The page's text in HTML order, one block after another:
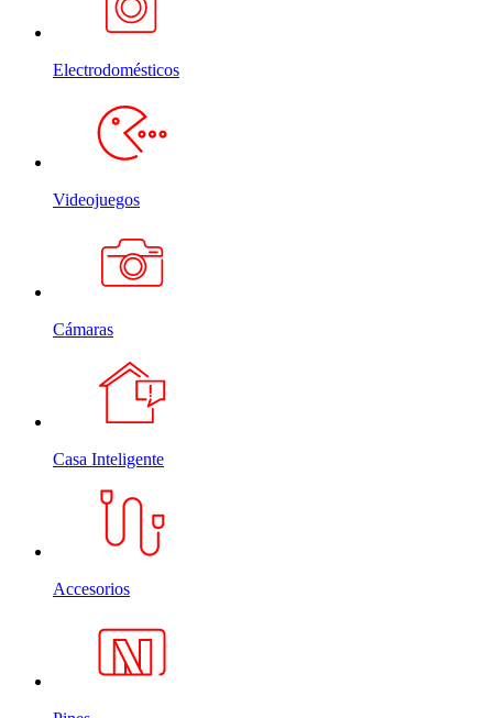
Electrodomésticos
Videojuegos
Cámaras
Casa Inteligente
Accesorios